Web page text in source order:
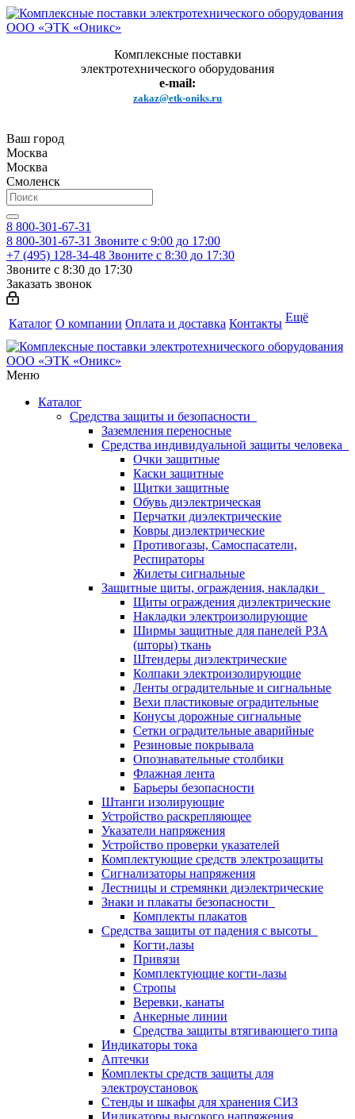
Комплексные поставки
электротехнического оборудования
e-mail:
zakaz@etk-oniks.ru
Ваш город
Москва
Москва
Смоленск
8 800-301-67-31
8 800-301-67-31 Звоните с 9:00 до 17:00
+7 (495) 128-34-48 Звоните с 8:30 до 17:30
Звоните с 8:30 до 17:30
Заказать звонок
Каталог О компании Оплата и доставка Контакты Ещё
Меню
Каталог
Средства защиты и безопасности
Заземления переносные
Средства индивидуальной защиты человека
Очки защитные
Каски защитные
Щитки защитные
Обувь диэлектрическая
Перчатки диэлектрические
Ковры диэлектрические
Противогазы, Самоспасатели,
Респираторы
Жилеты сигнальные
Защитные щиты, ограждения, накладки
Щиты ограждения диэлектрические
Накладки электроизолирующие
Ширмы защитные для панелей РЗА
(шторы) ткань
Штендеры диэлектрические
Колпаки электроизолирующие
Ленты оградительные и сигнальные
Вехи пластиковые оградительные
Конусы дорожные сигнальные
Сетки оградительные аварийные
Резиновые покрывала
Опознавательные столбики
Флажная лента
Барьеры безопасности
Штанги изолирующие
Устройство раскрепляющее
Указатели напряжения
Устройство проверки указателей
Комплектующие средств электрозащиты
Сигнализаторы напряжения
Лестницы и стремянки диэлектрические
Знаки и плакаты безопасности
Комплекты плакатов
Средства защиты от падения с высоты
Когти,лазы
Привязи
Комплектующие когти-лазы
Стропы
Веревки, канаты
Анкерные линии
Средства защиты втягивающего типа
Индикаторы тока
Аптечки
Комплекты средств защиты для
электроустановок
Стенды и шкафы для хранения СИЗ
Индикаторы высокого напряжения